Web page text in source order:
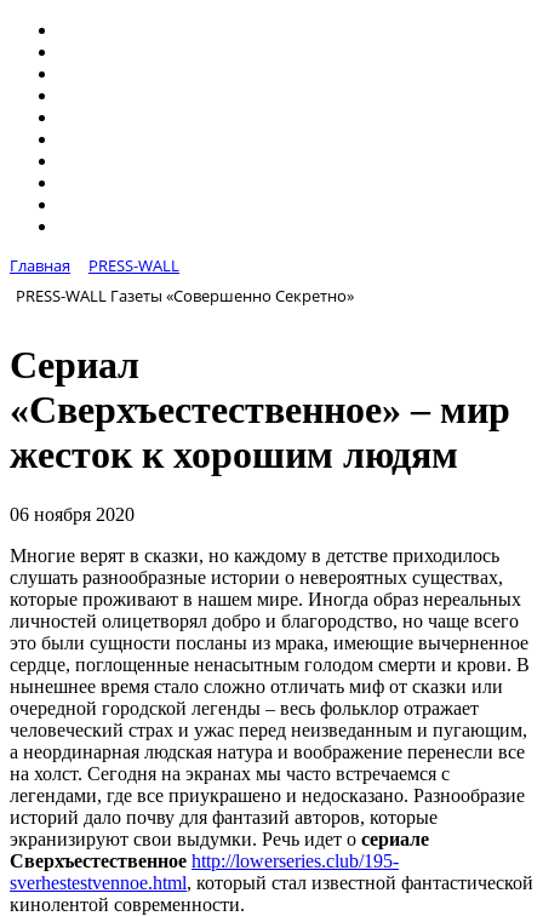
Главная
PRESS-WALL
PRESS-WALL Газеты «Совершенно Секретно»
Сериал
«Сверхъестественное» – мир
жесток к хорошим людям
06 ноября 2020
Многие верят в сказки, но каждому в детстве приходилось
слушать разнообразные истории о невероятных существах,
которые проживают в нашем мире. Иногда образ нереальных
личностей олицетворял добро и благородство, но чаще всего
это были сущности посланы из мрака, имеющие вычерненное
сердце, поглощенные ненасытным голодом смерти и крови. В
нынешнее время стало сложно отличать миф от сказки или
очередной городской легенды – весь фольклор отражает
человеческий страх и ужас перед неизведанным и пугающим,
а неординарная людская натура и воображение перенесли все
на холст. Сегодня на экранах мы часто встречаемся с
легендами, где все приукрашено и недосказано. Разнообразие
историй дало почву для фантазий авторов, которые
экранизируют свои выдумки. Речь идет о сериале
Сверхъестественное http://lowerseries.club/195-
sverhestestvennoe.html, который стал известной фантастической
кинолентой современности.